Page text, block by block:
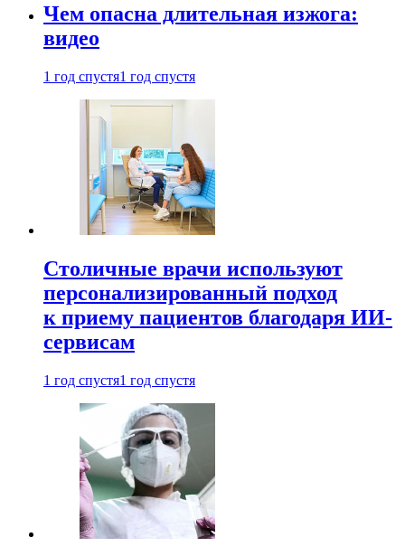
Чем опасна длительная изжога:
видео
1 год спустя1 год спустя
Столичные врачи используют
персонализированный подход
к приему пациентов благодаря ИИ-
сервисам
1 год спустя1 год спустя